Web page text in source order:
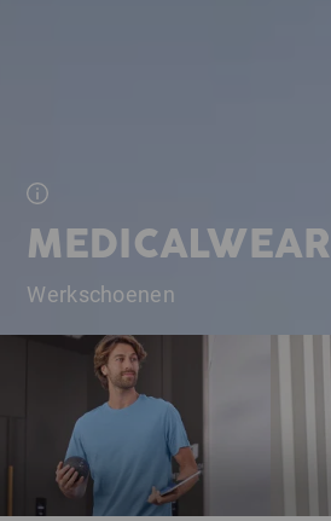
MEDICALWEAR
Werkschoenen